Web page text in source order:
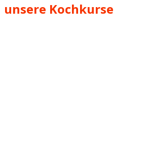
unsere Kochkurse